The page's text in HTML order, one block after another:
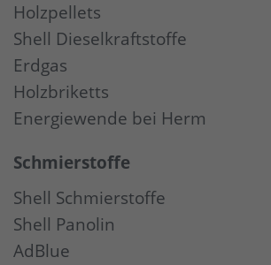
Holzpellets
Shell Dieselkraftstoffe
Erdgas
Holzbriketts
Energiewende bei Herm
Schmierstoffe
Shell Schmierstoffe
Shell Panolin
AdBlue